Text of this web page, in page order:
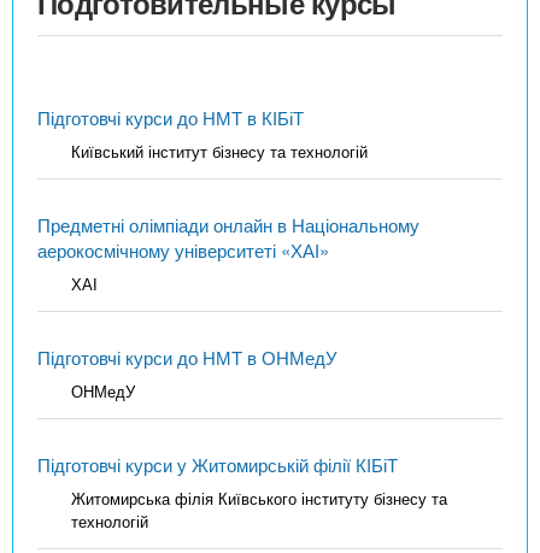
Підготовчі курси до НМТ в КІБіТ
Київський інститут бізнесу та технологій
Предметні олімпіади онлайн в Національному
аерокосмічному університеті «ХАІ»
ХАІ
Підготовчі курси до НМТ в ОНМедУ
ОНМедУ
Підготовчі курси у Житомирській філії КІБіТ
Житомирська філія Київського інституту бізнесу та
технологій